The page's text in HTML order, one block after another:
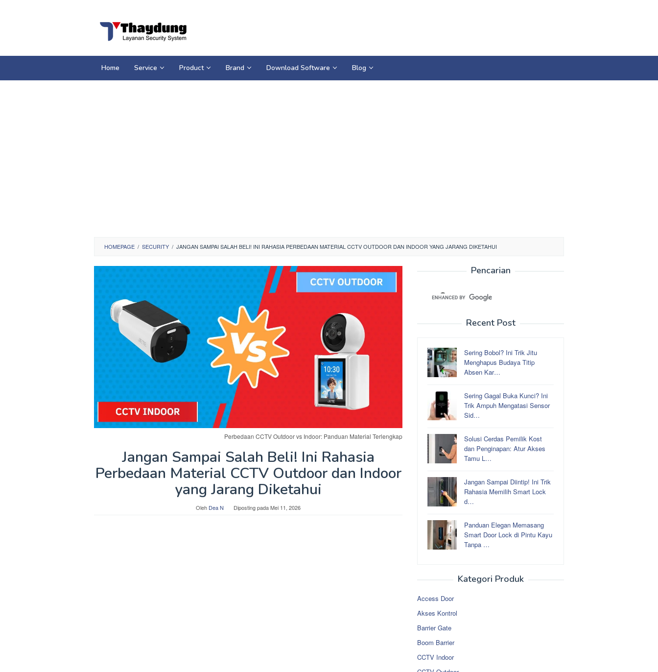
Home Service Product Brand Download Software Blog
HOMEPAGE / SECURITY / JANGAN SAMPAI SALAH BELI! INI RAHASIA PERBEDAAN MATERIAL CCTV OUTDOOR DAN INDOOR YANG JARANG DIKETAHUI
Perbedaan CCTV Outdoor vs Indoor: Panduan Material Terlengkap
Jangan Sampai Salah Beli! Ini Rahasia
Perbedaan Material CCTV Outdoor dan Indoor
yang Jarang Diketahui
Oleh Dea N Diposting padaMei 11, 2026
Pencarian
Recent Post
Sering Bobol? Ini Trik Jitu
Menghapus Budaya Titip
Absen Kar…
Sering Gagal Buka Kunci? Ini
Trik Ampuh Mengatasi Sensor
Sid…
Solusi Cerdas Pemilik Kost
dan Penginapan: Atur Akses
Tamu L…
Jangan Sampai Diintip! Ini Trik
Rahasia Memilih Smart Lock
d…
Panduan Elegan Memasang
Smart Door Lock di Pintu Kayu
Tanpa …
Kategori Produk
Access Door
Akses Kontrol
Barrier Gate
Boom Barrier
CCTV Indoor